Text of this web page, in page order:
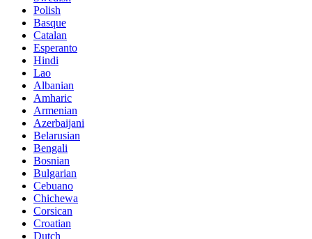
Polish
Basque
Catalan
Esperanto
Hindi
Lao
Albanian
Amharic
Armenian
Azerbaijani
Belarusian
Bengali
Bosnian
Bulgarian
Cebuano
Chichewa
Corsican
Croatian
Dutch